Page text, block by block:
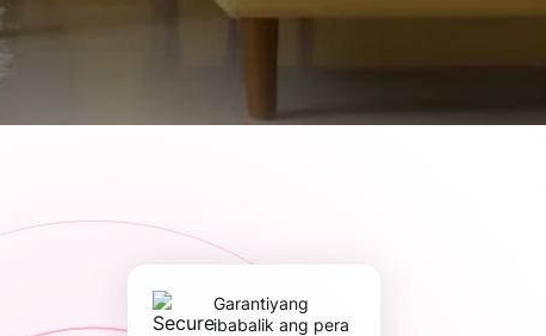
Garantiyang
ibabalik ang pera